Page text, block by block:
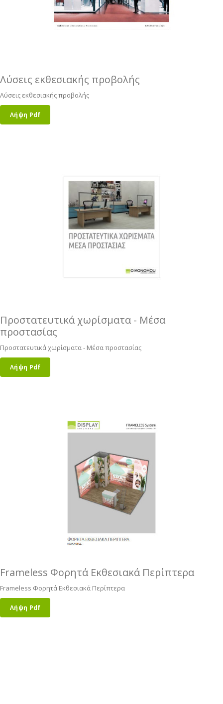
Λύσεις εκθεσιακής προβολής
Λύσεις εκθεσιακής προβολής
Λήψη Pdf
Προστατευτικά χωρίσματα - Μέσα
προστασίας
Προστατευτικά χωρίσματα - Μέσα προστασίας
Λήψη Pdf
Frameless Φορητά Εκθεσιακά Περίπτερα
Frameless Φορητά Εκθεσιακά Περίπτερα
Λήψη Pdf